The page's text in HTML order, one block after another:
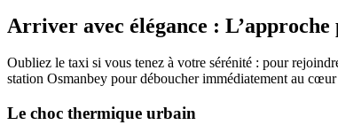
Arriver avec élégance : L’approche
Oubliez le taxi si vous tenez à votre sérénité : pour
station Osmanbey pour déboucher immédiatement au
Le choc thermique urbain